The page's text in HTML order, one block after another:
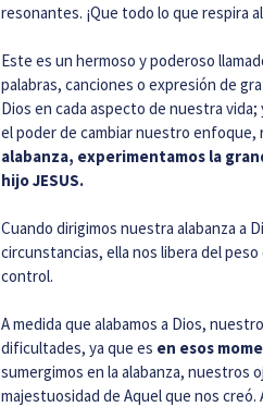
resonantes. ¡Que todo lo que respira
Este es un hermoso y poderoso
palabras, canciones o expresión de
Dios en cada aspecto de nuestra
el poder de cambiar nuestro
alabanza, experimentamos la
hijo JESUS.
Cuando dirigimos nuestra alabanza a
circunstancias, ella nos libera del
control.
A medida que alabamos a Dios,
dificultades, ya que es en esos
sumergimos en la alabanza, nuestros
majestuosidad de Aquel que nos